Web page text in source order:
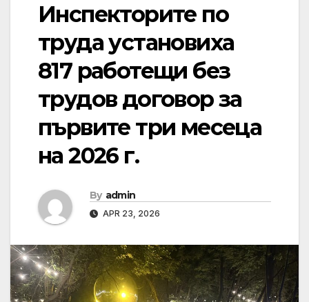
Инспекторите по
труда установиха
817 работещи без
трудов договор за
първите три месеца
на 2026 г.
By admin
APR 23, 2026